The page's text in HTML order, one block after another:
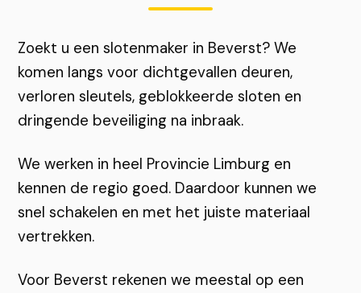
Zoekt u een slotenmaker in Beverst? We
komen langs voor dichtgevallen deuren,
verloren sleutels, geblokkeerde sloten en
dringende beveiliging na inbraak.
We werken in heel Provincie Limburg en
kennen de regio goed. Daardoor kunnen we
snel schakelen en met het juiste materiaal
vertrekken.
Voor Beverst rekenen we meestal op een